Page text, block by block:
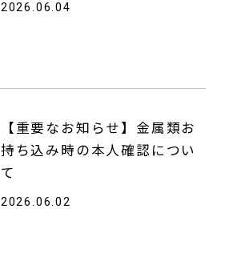
2026.06.04
【重要なお知らせ】金属類お
持ち込み時の本人確認につい
て
2026.06.02